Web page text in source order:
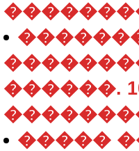
������.
�����